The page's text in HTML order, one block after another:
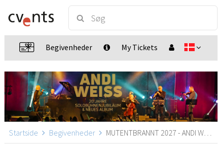
Begivenheder My Tickets
Startside Begivenheder MUTENTBRANNT 2027 - ANDI WEISS, Fürstenfeldbruck